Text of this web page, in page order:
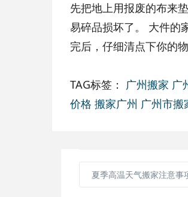
先把地上用报废的布来
易碎品损坏了。 大件的
完后，仔细清点下你的
TAG标签： 广州搬家 广
价格 搬家广州 广州市搬
夏季高温天气搬家注意事